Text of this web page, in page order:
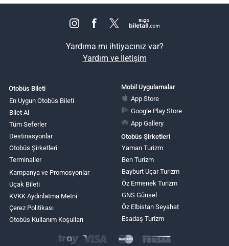
Yardıma mı ihtiyacınız var?
Yardım ve İletişim
Otobüs Bileti
En Uygun Otobüs Bileti
Bilet Al
Tüm Seferler
Destinasyonlar
Otobüs Şirketleri
Terminaller
Kampanya ve Promosyonlar
Uçak Bileti
KVKK Aydınlatma Metni
Çerez Politikası
Otobüs Kullanım Koşulları
Mobil Uygulamalar
App Store
Google Play Store
App Gallery
Otobüs Şirketleri
Yaman Turizm
Ben Turizm
Bayburt Uçar Turizm
Öz Ermenek Turizm
GNS Günsel
Öz Elbistan Seyahat
Esadaş Turizm